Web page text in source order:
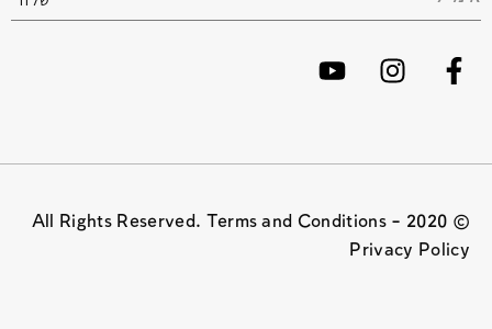
© 2020 All Rights Reserved. Terms and Conditions –
Privacy Policy